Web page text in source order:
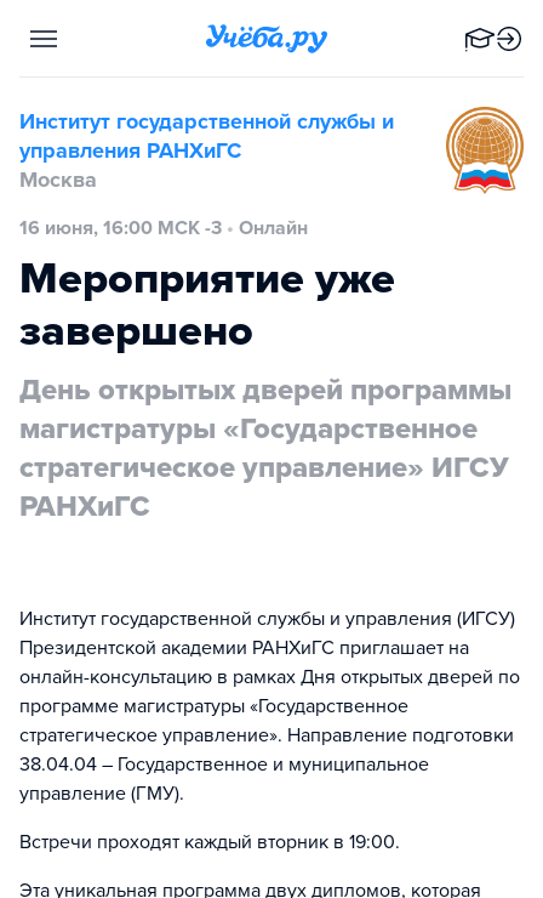
Институт государственной службы и
управления РАНХиГС
Москва
16 июня, 16:00 МСК -3 • Онлайн
Мероприятие уже
завершено
День открытых дверей программы
магистратуры «Государственное
стратегическое управление» ИГСУ
РАНХиГС
Институт государственной службы и управления (ИГСУ)
Президентской академии РАНХиГС приглашает на
онлайн-консультацию в рамках Дня открытых дверей по
программе магистратуры «Государственное
стратегическое управление». Направление подготовки
38.04.04 – Государственное и муниципальное
управление (ГМУ).
Встречи проходят каждый вторник в 19:00.
Эта уникальная программа двух дипломов, которая